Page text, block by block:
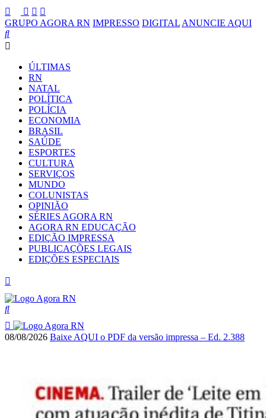
GRUPO AGORA RN IMPRESSO DIGITAL ANUNCIE AQUI
ÚLTIMAS
RN
NATAL
POLÍTICA
POLÍCIA
ECONOMIA
BRASIL
SAÚDE
ESPORTES
CULTURA
SERVIÇOS
MUNDO
COLUNISTAS
OPINIÃO
SÉRIES AGORA RN
AGORA RN EDUCAÇÃO
EDIÇÃO IMPRESSA
PUBLICAÇÕES LEGAIS
EDIÇÕES ESPECIAIS
08/08/2026 Baixe AQUI o PDF da versão impressa – Ed. 2.388